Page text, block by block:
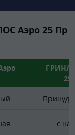
Аэро 25 Пр
25
с